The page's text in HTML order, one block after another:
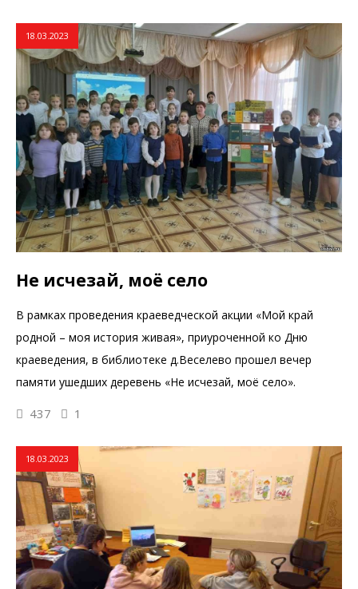
18.03.2023
Не исчезай, моё село
В рамках проведения краеведческой акции «Мой край
родной – моя история живая», приуроченной ко Дню
краеведения, в библиотеке д.Веселево прошел вечер
памяти ушедших деревень «Не исчезай, моё село».
437 1
18.03.2023